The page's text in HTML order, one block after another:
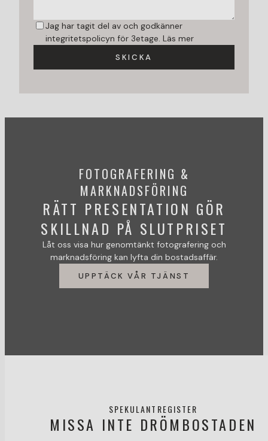
Jag har tagit del av och godkänner
integritetspolicyn för 3etage. Läs mer
SKICKA
FOTOGRAFERING &
MARKNADSFÖRING
RÄTT PRESENTATION GÖR
SKILLNAD PÅ SLUTPRISET
Låt oss visa hur genomtänkt fotografering och
marknadsföring kan lyfta din bostadsaffär.
UPPTÄCK VÅR TJÄNST
SPEKULANTREGISTER
MISSA INTE DRÖMBOSTADEN